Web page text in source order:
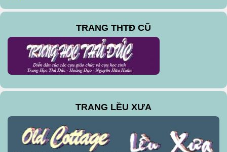
TRANG THTĐ CŨ
TRANG LỀU XƯA